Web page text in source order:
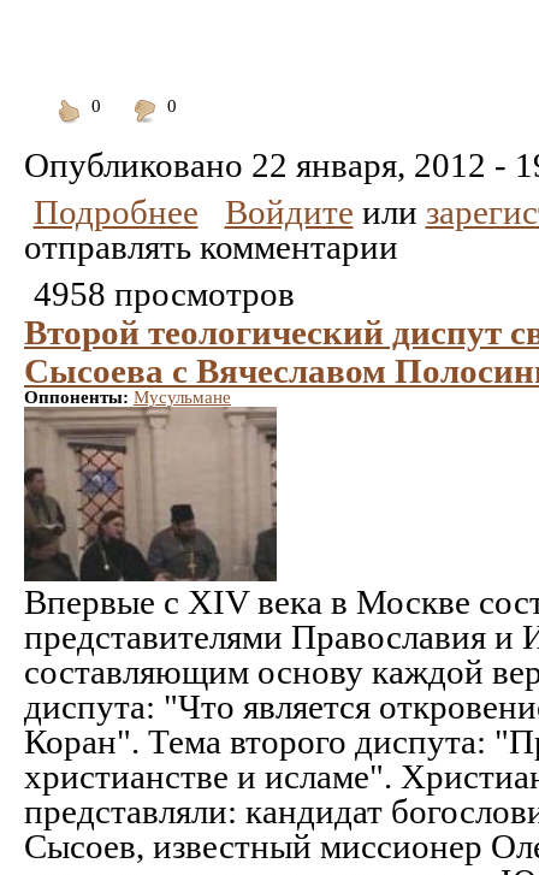
0
0
Опубликовано 22 января, 2012 -
Подробнее
Войдите или
отправлять комментарии
4958 просмотров
Второй теологический диспут
Сысоева с Вячеславом
Оппоненты: Мусульмане
Впервые с XIV века в Москве
представителями Православия и
составляющим основу каждой
диспута: "Что является
Коран". Тема второго диспута:
христианстве и исламе".
представляли: кандидат
Сысоев, известный миссионер